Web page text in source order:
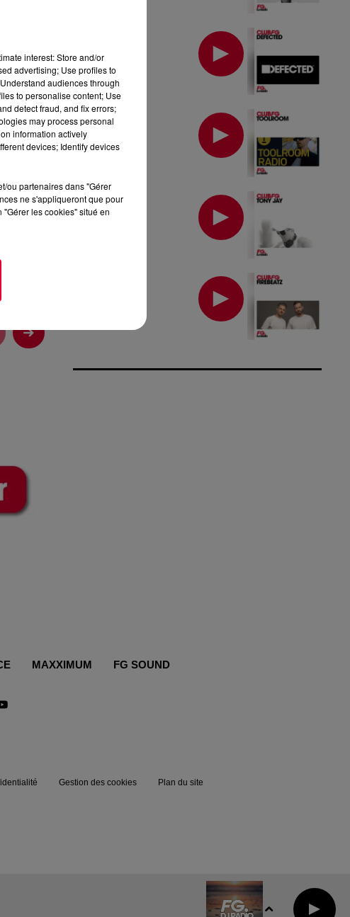
MIX : TOOLROOM
MIX : TONY JAY
MAXXIMUM FG SOUND
Gestion des cookies Plan du site
interest: Store and/or
advertising; Use profiles to
audiences through
to personalise content; Use
detect fraud, and fix errors;
may process personal
information actively
devices; Identify devices
ou partenaires dans "Gérer
ne s'appliqueront que pour
les cookies" situé en